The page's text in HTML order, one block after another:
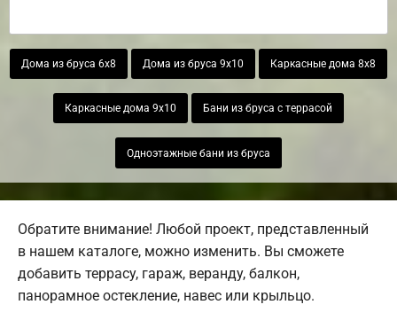
Дома из бруса 6х8 Дома из бруса 9х10 Каркасные дома 8х8
Каркасные дома 9х10 Бани из бруса с террасой
Одноэтажные бани из бруса
Обратите внимание! Любой проект, представленный
в нашем каталоге, можно изменить. Вы сможете
добавить террасу, гараж, веранду, балкон,
панорамное остекление, навес или крыльцо.